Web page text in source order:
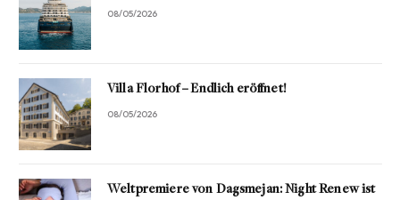
08/05/2026
Villa Florhof – Endlich eröffnet!
08/05/2026
Weltpremiere von Dagsmejan: Night Renew ist